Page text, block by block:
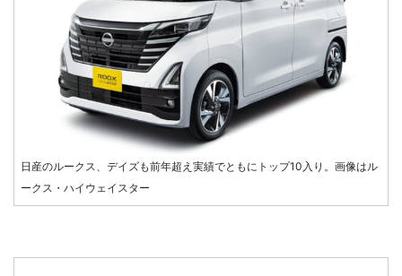
日産のルークス、デイズも前年超え実績でともにトップ10入り。画像はル
ークス・ハイウェイスター